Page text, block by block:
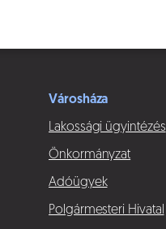
Városháza
Lakossági ügyintézés
Önkormányzat
Adóügyek
Polgármesteri Hivatal